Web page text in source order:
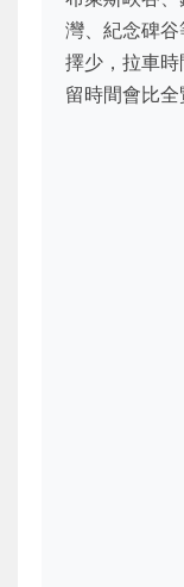
灣、紀念碑
擇少，拉車
留時間會比全